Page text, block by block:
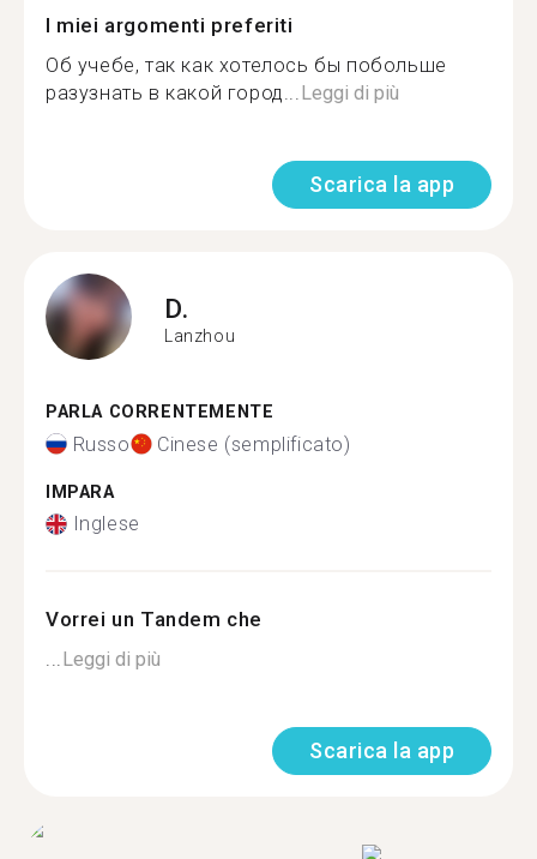
I miei argomenti preferiti
Об учебе, так как хотелось бы побольше
разузнать в какой город...Leggi di più
Scarica la app
D.
Lanzhou
PARLA CORRENTEMENTE
Russo Cinese (semplificato)
IMPARA
Inglese
Vorrei un Tandem che
...Leggi di più
Scarica la app